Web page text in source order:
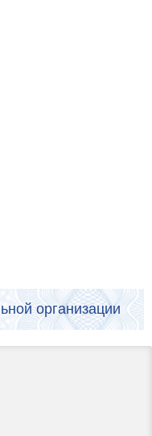
организации